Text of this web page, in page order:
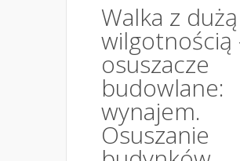
Walka z dużą
wilgotnością
osuszacze
budowlane:
wynajem.
Osuszanie